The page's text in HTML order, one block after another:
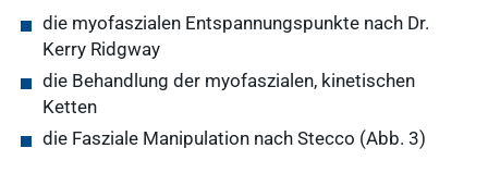
vitofyllin
Ergebnisse
anzeigen
WDT-Marktplatz
Mitgliedschaft
die myofaszialen Entspannungspunkte nach Dr.
Kerry Ridgway
die Behandlung der myofaszialen, kinetischen
Ketten
die Fasziale Manipulation nach Stecco (Abb. 3)